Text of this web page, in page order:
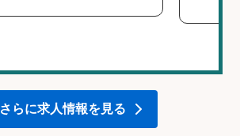
さらに求人情報を見る